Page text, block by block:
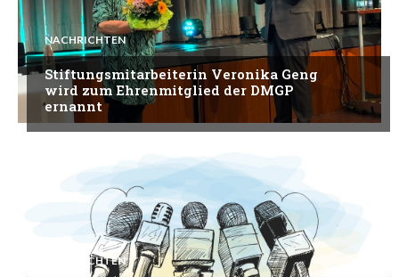
NACHRICHTEN
Stiftungsmitarbeiterin Veronika Geng
wird zum Ehrenmitglied der DMGP
ernannt
NACHRICHTEN